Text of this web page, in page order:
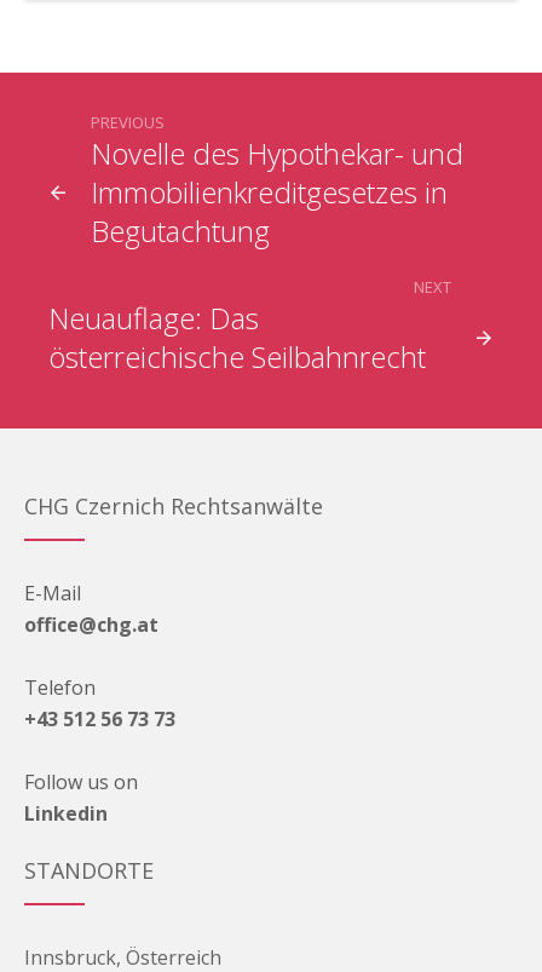
Novelle des Hypothekar- und
Immobilienkreditgesetzes in
Begutachtung
PREVIOUS
Neuauflage: Das
österreichische Seilbahnrecht
NEXT
CHG Czernich Rechtsanwälte
E-Mail
office@chg.at
Telefon
+43 512 56 73 73
Follow us on
Linkedin
STANDORTE
Innsbruck, Österreich